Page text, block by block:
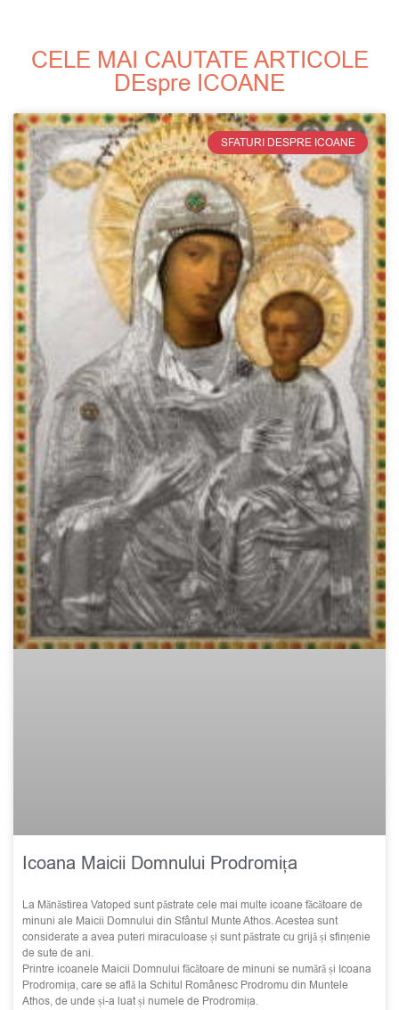
CELE MAI CAUTATE ARTICOLE
DEspre ICOANE
SFATURI DESPRE ICOANE
Icoana Maicii Domnului Prodromița
La Mănăstirea Vatoped sunt păstrate cele mai multe icoane făcătoare de
minuni ale Maicii Domnului din Sfântul Munte Athos. Acestea sunt
considerate a avea puteri miraculoase și sunt păstrate cu grijă și sfințenie
de sute de ani.
Printre icoanele Maicii Domnului făcătoare de minuni se numără și Icoana
Prodromița, care se află la Schitul Românesc Prodromu din Muntele
Athos, de unde și-a luat și numele de Prodromița.